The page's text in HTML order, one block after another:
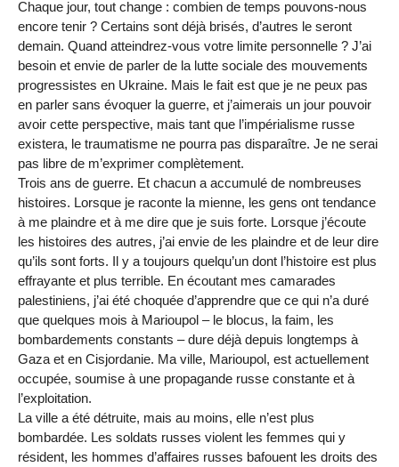
Chaque jour, tout change : combien de temps pouvons-nous
encore tenir ? Certains sont déjà brisés, d’autres le seront
demain. Quand atteindrez-vous votre limite personnelle ? J’ai
besoin et envie de parler de la lutte sociale des mouvements
progressistes en Ukraine. Mais le fait est que je ne peux pas
en parler sans évoquer la guerre, et j’aimerais un jour pouvoir
avoir cette perspective, mais tant que l’impérialisme russe
existera, le traumatisme ne pourra pas disparaître. Je ne serai
pas libre de m’exprimer complètement.
Trois ans de guerre. Et chacun a accumulé de nombreuses
histoires. Lorsque je raconte la mienne, les gens ont tendance
à me plaindre et à me dire que je suis forte. Lorsque j’écoute
les histoires des autres, j’ai envie de les plaindre et de leur dire
qu’ils sont forts. Il y a toujours quelqu’un dont l’histoire est plus
effrayante et plus terrible. En écoutant mes camarades
palestiniens, j’ai été choquée d’apprendre que ce qui n’a duré
que quelques mois à Marioupol – le blocus, la faim, les
bombardements constants – dure déjà depuis longtemps à
Gaza et en Cisjordanie. Ma ville, Marioupol, est actuellement
occupée, soumise à une propagande russe constante et à
l’exploitation.
La ville a été détruite, mais au moins, elle n’est plus
bombardée. Les soldats russes violent les femmes qui y
résident, les hommes d’affaires russes bafouent les droits des